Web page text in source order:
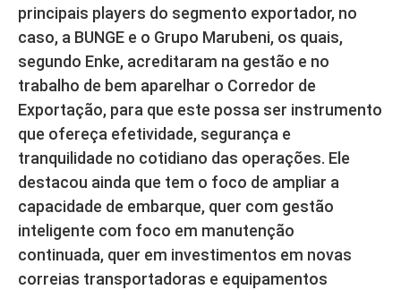
principais players do segmento exportador, no
caso, a BUNGE e o Grupo Marubeni, os quais,
segundo Enke, acreditaram na gestão e no
trabalho de bem aparelhar o Corredor de
Exportação, para que este possa ser instrumento
que ofereça efetividade, segurança e
tranquilidade no cotidiano das operações. Ele
destacou ainda que tem o foco de ampliar a
capacidade de embarque, quer com gestão
inteligente com foco em manutenção
continuada, quer em investimentos em novas
correias transportadoras e equipamentos